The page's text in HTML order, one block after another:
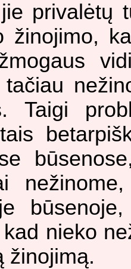
privalėtų
žinojimo,
tačiau
Taigi
nieko
žinojimą.